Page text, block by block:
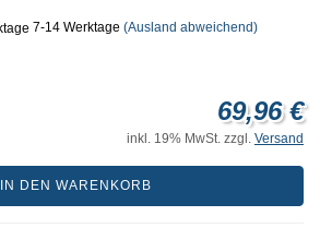
7-14 Werktage (Ausland abweichend)
69,96 €
inkl. 19% MwSt. zzgl. Versand
IN DEN WARENKORB